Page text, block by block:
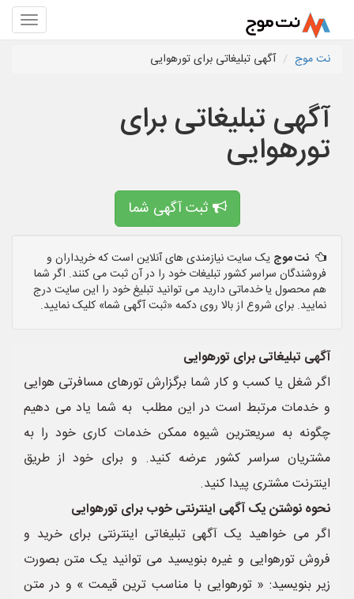
نت موج آگهی تبلیغاتی برای تورهوایی
آگهی تبلیغاتی برای
تورهوایی
ثبت آگهی شما
نت موج یک سایت نیازمندی های آنلاین است که خریداران و
فروشندگان سراسر کشور تبلیغات خود را در آن ثبت می کنند. اگر شما
هم محصول یا خدماتی دارید می توانید تبلیغ خود را این سایت درج
نمایید. برای شروع از بالا روی دکمه «ثبت آگهی شما» کلیک نمایید.
آگهی تبلیغاتی برای تورهوایی
اگر شغل یا کسب و کار شما برگزارش تورهای مسافرتی هوایی
و خدمات مرتبط است در این مطلب به شما یاد می دهیم
چگونه به سریعترین شیوه ممکن خدمات کاری خود را به
مشتریان سراسر کشور عرضه کنید. و برای خود از طریق
اینترنت مشتری پیدا کنید.
نحوه نوشتن یک آگهی اینترنتی خوب برای تورهوایی
اگر می خواهید یک آگهی تبلیغاتی اینترنتی برای خرید و
فروش تورهوایی و غیره بنویسید می توانید یک متن بصورت
زیر بنویسید: « تورهوایی با مناسب ترین قیمت » و در متن